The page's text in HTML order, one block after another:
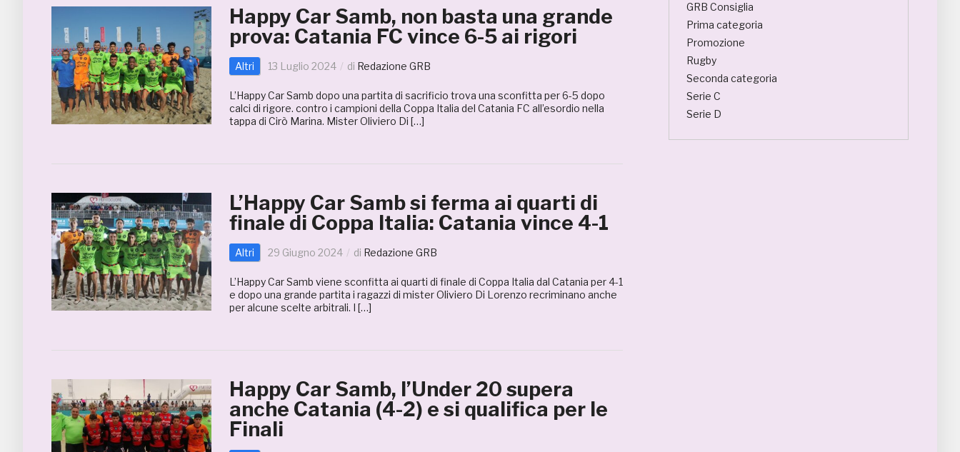
Happy Car Samb, non basta una grande
prova: Catania FC vince 6-5 ai rigori
Altri 13 Luglio 2024 di Redazione GRB
L’Happy Car Samb dopo una partita di sacrificio trova una sconfitta per 6-5 dopo
calci di rigore. contro i campioni della Coppa Italia del Catania FC all’esordio nella
tappa di Cirò Marina. Mister Oliviero Di […]
L’Happy Car Samb si ferma ai quarti di
finale di Coppa Italia: Catania vince 4-1
Altri 29 Giugno 2024 di Redazione GRB
L’Happy Car Samb viene sconfitta ai quarti di finale di Coppa Italia dal Catania per 4-1
e dopo una grande partita i ragazzi di mister Oliviero Di Lorenzo recriminano anche
per alcune scelte arbitrali. I […]
Happy Car Samb, l’Under 20 supera
anche Catania (4-2) e si qualifica per le
Finali
GRB Consiglia
Prima categoria
Promozione
Rugby
Seconda categoria
Serie C
Serie D